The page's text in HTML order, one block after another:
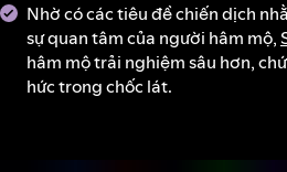
Nhờ có các tiêu đề chiến dịch
sự quan tâm của người hâm mộ,
hâm mộ trải nghiệm sâu hơn,
hức trong chốc lát.